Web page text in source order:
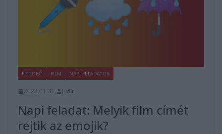
FEJTÖRŐ FILM NAPI FELADATOK
2022.01.31. Judit
Napi feladat: Melyik film címét
rejtik az emojik?